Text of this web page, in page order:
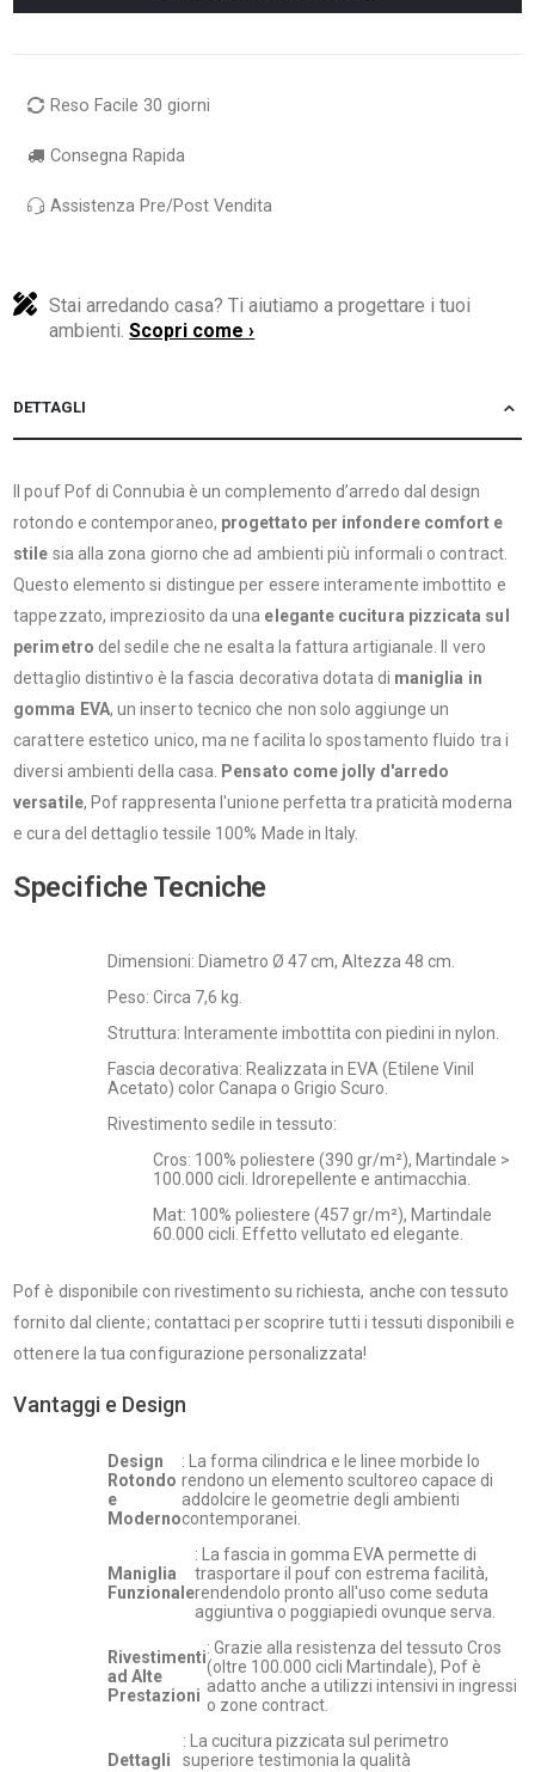
Reso Facile 30 giorni
Consegna Rapida
Assistenza Pre/Post Vendita
Stai arredando casa? Ti aiutiamo a progettare i tuoi
ambienti.Scopri come ›
DETTAGLI
Il pouf Pof di Connubia è un complemento d’arredo dal design
rotondo e contemporaneo, progettato per infondere comfort e
stile sia alla zona giorno che ad ambienti più informali o contract.
Questo elemento si distingue per essere interamente imbottito e
tappezzato, impreziosito da una elegante cucitura pizzicata sul
perimetro del sedile che ne esalta la fattura artigianale. Il vero
dettaglio distintivo è la fascia decorativa dotata di maniglia in
gomma EVA, un inserto tecnico che non solo aggiunge un
carattere estetico unico, ma ne facilita lo spostamento fluido tra i
diversi ambienti della casa.
Pensato come jolly d'arredo
versatile, Pof rappresenta l'unione perfetta tra praticità moderna
e cura del dettaglio tessile 100% Made in Italy.
Specifiche Tecniche
Dimensioni: Diametro Ø 47 cm, Altezza 48 cm.
Peso: Circa 7,6 kg.
Struttura: Interamente imbottita con piedini in nylon.
Fascia decorativa: Realizzata in EVA (Etilene Vinil
Acetato) color Canapa o Grigio Scuro.
Rivestimento sedile in tessuto:
Cros: 100% poliestere (390 gr/m²), Martindale >
100.000 cicli. Idrorepellente e antimacchia.
Mat: 100% poliestere (457 gr/m²), Martindale
60.000 cicli. Effetto vellutato ed elegante.
Pof è disponibile con rivestimento su richiesta, anche con tessuto
fornito dal cliente; contattaci per scoprire tutti i tessuti disponibili e
ottenere la tua configurazione personalizzata!
Vantaggi e Design
Design
Rotondo
e
Moderno
: La forma cilindrica e le linee morbide lo
rendono un elemento scultoreo capace di
addolcire le geometrie degli ambienti
contemporanei.
Maniglia
Funzionale
: La fascia in gomma EVA permette di
trasportare il pouf con estrema facilità,
rendendolo pronto all'uso come seduta
aggiuntiva o poggiapiedi ovunque serva.
Rivestimenti
ad Alte
Prestazioni
: Grazie alla resistenza del tessuto Cros
(oltre 100.000 cicli Martindale), Pof è
adatto anche a utilizzi intensivi in ingressi
o zone contract.
Dettagli
: La cucitura pizzicata sul perimetro
superiore testimonia la qualità